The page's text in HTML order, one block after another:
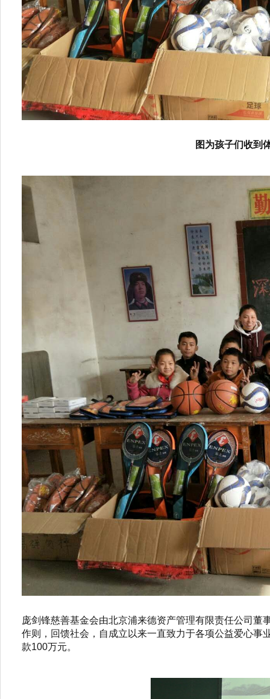
图为孩子们收到
庞剑锋慈善基金会由北京浦来德资产管理有限责任公司
作则，回馈社会，自成立以来一直致力于各项公益爱心
款100万元。